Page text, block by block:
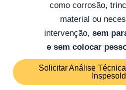
como corrosão,
material ou
intervenção,sem
e sem colocar
Solicitar Análise